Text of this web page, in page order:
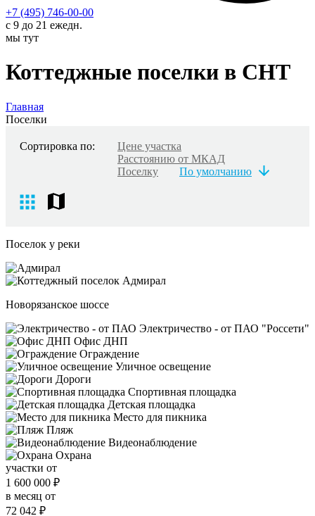
+7 (495) 746-00-00
с 9 до 21 ежедн.
мы тут
Коттеджные поселки в СНТ
Главная
Поселки
Сортировка по:
Цене участка
Расстоянию от МКАД
Поселку
По умолчанию
Поселок у реки
Новорязанское шоссе
Электричество - от ПАО "Россети"
Офис ДНП
Ограждение
Уличное освещение
Дороги
Спортивная площадка
Детская площадка
Место для пикника
Пляж
Видеонаблюдение
Охрана
участки от
1 600 000 ₽
в месяц от
72 042 ₽